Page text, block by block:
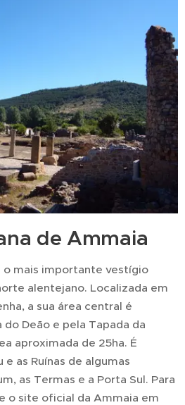
de Ammaia
o mais importante vestígio
alentejano. Localizada em
a sua área central é
Deão e pela Tapada da
aproximada de 25ha. É
as Ruínas de algumas
as Termas e a Porta Sul. Para
o site oficial da Ammaia em